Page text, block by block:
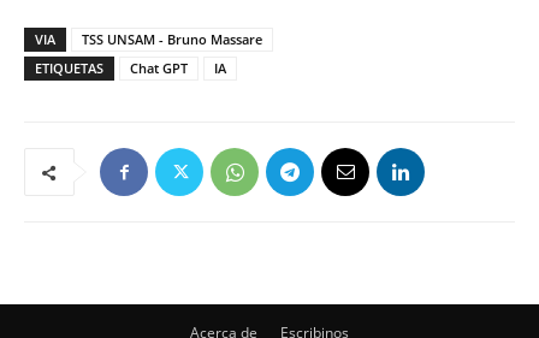
VIA
TSS UNSAM - Bruno Massare
ETIQUETAS
Chat GPT IA
Acerca de Escribinos